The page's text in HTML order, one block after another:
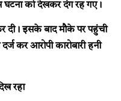
घटना को देखकर दंग रह गए।
दी। इसके बाद मौके पर पहुंची
कर आरोपी कारोबारी हनी
रहा